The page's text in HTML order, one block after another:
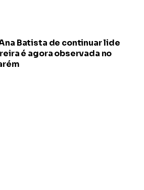
Batista de continuar lide
é agora observada no